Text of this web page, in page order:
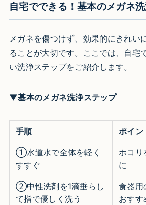
自宅でできる！基本のメガネ
メガネを傷つけず、効果的にきれい
ることが大切です。ここでは、自宅
い洗浄ステップをご紹介します。
▼基本のメガネ洗浄ステップ
手順 ポイン
①水道水で全体を軽く
すすぐ
ホコリ
に
②中性洗剤を1滴垂らし
て指で優しく洗う
食器用
おすす